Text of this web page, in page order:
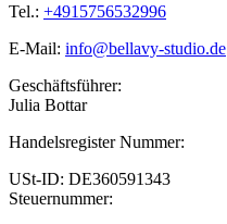
Tel.: +4915756532996
E-Mail: info@bellavy-studio.de
Geschäftsführer:
Julia Bottar
Handelsregister Nummer:
USt-ID: DE360591343
Steuernummer: